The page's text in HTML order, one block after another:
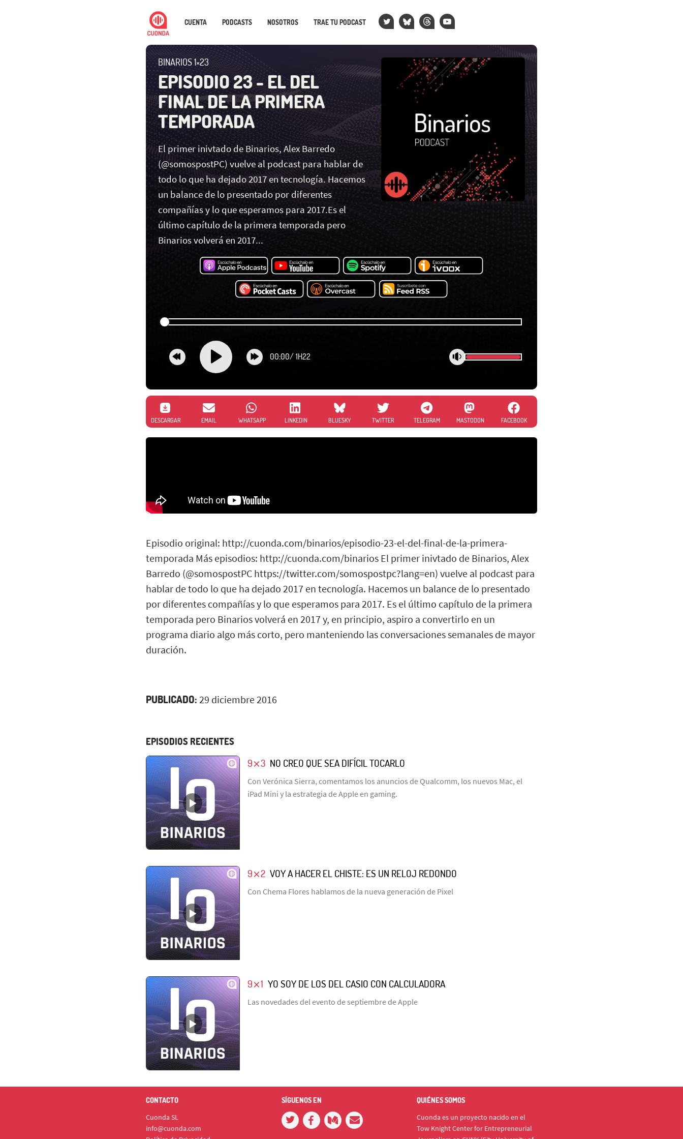
CUENTA PODCASTS NOSOTROS TRAE TU PODCAST
BINARIOS 1×23
EPISODIO 23 - EL DEL
FINAL DE LA PRIMERA
TEMPORADA
El primer inivtado de Binarios, Alex Barredo
(@somospostPC) vuelve al podcast para hablar de
todo lo que ha dejado 2017 en tecnología. Hacemos
un balance de lo presentado por diferentes
compañías y lo que esperamos para 2017.Es el
último capítulo de la primera temporada pero
Binarios volverá en 2017...
00:00/ 1H22
DESCARGAR EMAIL WHATSAPP LINKEDIN BLUESKY TWITTER TELEGRAM MASTODON FACEBOOK
Episodio original: http://cuonda.com/binarios/episodio-23-el-del-final-de-la-primera-
temporada Más episodios: http://cuonda.com/binarios El primer inivtado de Binarios, Alex
Barredo (@somospostPC https://twitter.com/somospostpc?lang=en) vuelve al podcast para
hablar de todo lo que ha dejado 2017 en tecnología. Hacemos un balance de lo presentado
por diferentes compañías y lo que esperamos para 2017. Es el último capítulo de la primera
temporada pero Binarios volverá en 2017 y, en principio, aspiro a convertirlo en un
programa diario algo más corto, pero manteniendo las conversaciones semanales de mayor
duración.
PUBLICADO: 29 diciembre 2016
EPISODIOS RECIENTES
9⨯3 NO CREO QUE SEA DIFÍCIL TOCARLO
Con Verónica Sierra, comentamos los anuncios de Qualcomm, los nuevos Mac, el
iPad Mini y la estrategia de Apple en gaming.
9⨯2 VOY A HACER EL CHISTE: ES UN RELOJ REDONDO
Con Chema Flores hablamos de la nueva generación de Pixel
9⨯1 YO SOY DE LOS DEL CASIO CON CALCULADORA
Las novedades del evento de septiembre de Apple
CONTACTO
Cuonda SL
info@cuonda.com
SÍGUENOS EN QUIÉNES SOMOS
Cuonda es un proyecto nacido en el
Tow Knight Center for Entrepreneurial